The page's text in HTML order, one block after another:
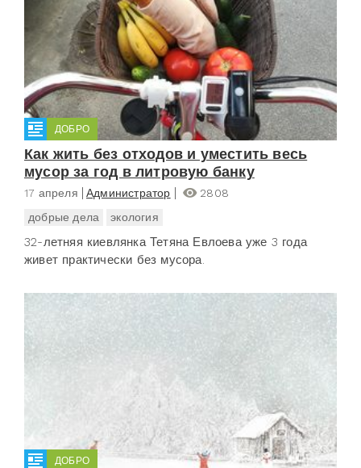
ДОБРО
Как жить без отходов и уместить весь
мусор за год в литровую банку
17 апреля Администратор
2808
добрые дела
экология
32-летняя киевлянка Тетяна Евлоева уже 3 года
живет практически без мусора.
ДОБРО